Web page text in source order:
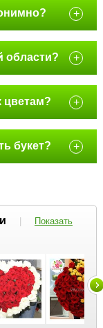
+
области? +
цветам? +
букет? +
|
Показать